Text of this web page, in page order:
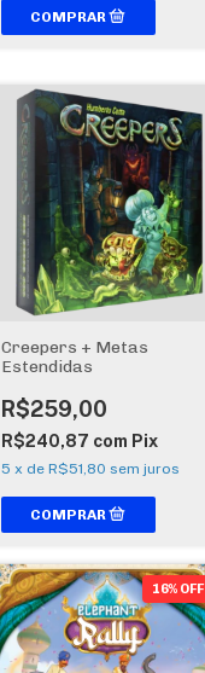
Creepers + Metas
Estendidas
R$259,00
R$240,87 com Pix
5 x de R$51,80 sem juros
16% OFF